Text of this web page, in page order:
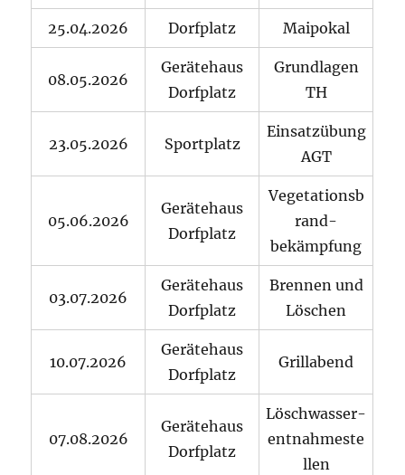
25.04.2026 Dorfplatz Maipokal
08.05.2026
Gerätehaus
Dorfplatz
Grundlagen
TH
23.05.2026 Sportplatz
Einsatzübung
AGT
05.06.2026
Gerätehaus
Dorfplatz
Vegetationsb
rand-
bekämpfung
03.07.2026
Gerätehaus
Dorfplatz
Brennen und
Löschen
10.07.2026
Gerätehaus
Dorfplatz
Grillabend
07.08.2026
Gerätehaus
Dorfplatz
Löschwasser-
entnahmeste
llen